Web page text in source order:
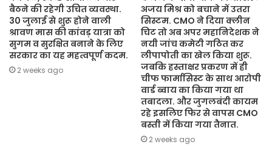
बैठने की रहेगी उचित व्यवस्था.
30 जुलाई से शुरू होने वाली
श्रावण मास की कांवड़ यात्रा को
सुगम व सुरक्षित बनाने के लिए
सरकार का यह महत्वपूर्ण कदम.
2 weeks ago
अजय मिश्र को बचाने में उतरा
सिस्टम. CMO ने दिया क्लीन
चिट तो अब अपर महानिदेशक ने
नयी जांच कमेटी गठित कर
लीपापोती का खेल किया शुरू.
जबकि हस्ताक्षर प्रकरण में ही
चीफ फार्मासिस्ट के साथ आरोपी
वार्ड ब्वाय का किया गया था
तबादला. और जुगलबंदी कायम
रहे इसलिए फिर से वापस CMO
बस्ती में किया गया तैनात.
2 weeks ago